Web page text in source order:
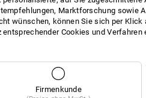
Marktforschung sowie
wünschen, können Sie sich per Klick
entsprechender Cookies und Verfahren
Firmenkunde